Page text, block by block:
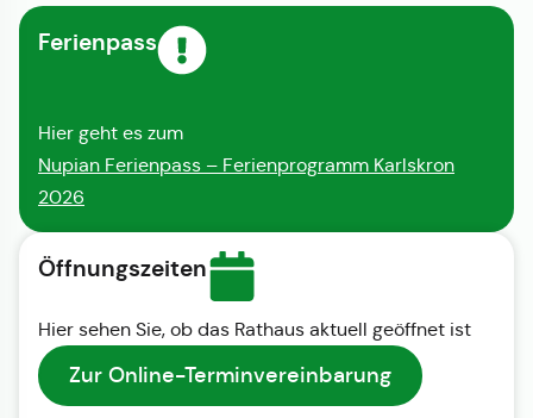
Ferienpass
Hier geht es zum
Nupian Ferienpass – Ferienprogramm Karlskron
2026
Öffnungszeiten
Hier sehen Sie, ob das Rathaus aktuell geöffnet ist
Zur Online-Terminvereinbarung